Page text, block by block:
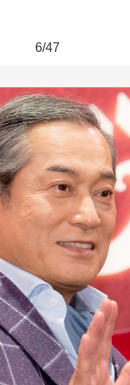
6/47